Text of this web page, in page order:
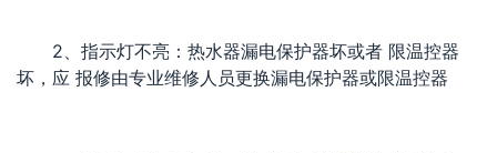
2、指示灯不亮：热水器漏电保护器坏或者 限温控器
坏，应 报修由专业维修人员更换漏电保护器或限温控器